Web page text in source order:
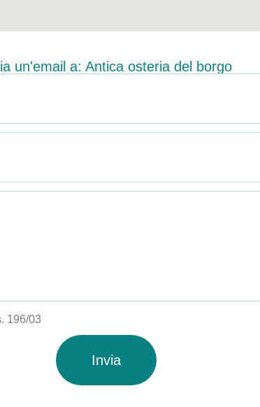
un'email a: Antica osteria del borgo
196/03
Invia